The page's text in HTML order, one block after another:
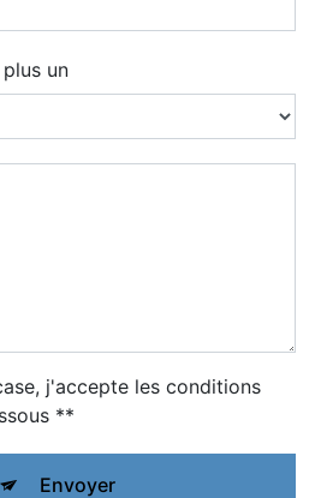
un
j'accepte les conditions
**
Envoyer